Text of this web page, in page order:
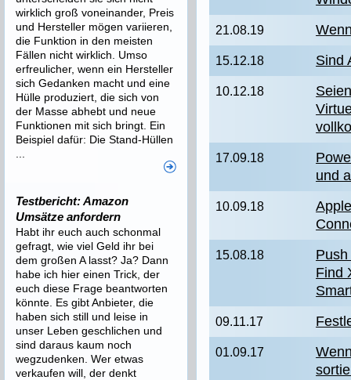
21.08.19
15.12.18 Sind
10.12.18
17.09.18
und
10.09.18
15.08.18
Find
09.11.17
01.09.17
wirklich groß voneinander, Preis
und Hersteller mögen variieren,
die Funktion in den meisten
Fällen nicht wirklich. Umso
erfreulicher, wenn ein Hersteller
sich Gedanken macht und eine
Hülle produziert, die sich von
der Masse abhebt und neue
Funktionen mit sich bringt. Ein
Beispiel dafür: Die Stand-Hüllen
Testbericht: Amazon
Umsätze anfordern
Habt ihr euch auch schonmal
gefragt, wie viel Geld ihr bei
dem großen A lasst? Ja? Dann
habe ich hier einen Trick, der
euch diese Frage beantworten
könnte. Es gibt Anbieter, die
haben sich still und leise in
unser Leben geschlichen und
sind daraus kaum noch
wegzudenken. Wer etwas
verkaufen will, der denkt